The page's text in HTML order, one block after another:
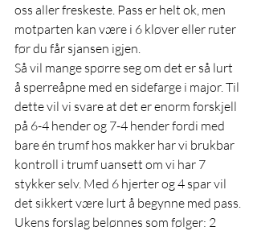
oss aller freskeste. Pass er helt ok, men
motparten kan være i 6 kløver eller ruter
før du får sjansen igjen.
Så vil mange spørre seg om det er så lurt
å sperreåpne med en sidefarge i major. Til
dette vil vi svare at det er enorm forskjell
på 6-4 hender og 7-4 hender fordi med
bare én trumf hos makker har vi brukbar
kontroll i trumf uansett om vi har 7
stykker selv. Med 6 hjerter og 4 spar vil
det sikkert være lurt å begynne med pass.
Ukens forslag belønnes som følger: 2